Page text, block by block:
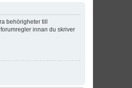
behörigheter till
innan du skriver